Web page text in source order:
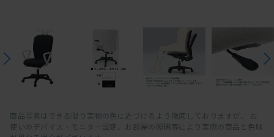
商品写真はできる限り実物の色に近づけるよう徹底しておりますが、 お
使いのデバイス・モニター設定、お部屋の照明等により実際の商品と色味